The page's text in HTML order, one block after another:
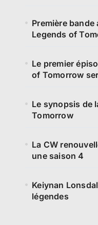
Première
Legends of
Le premier
of Tomorrow
Le synopsis de
Tomorrow
La CW
une saison 4
Keiynan
légendes